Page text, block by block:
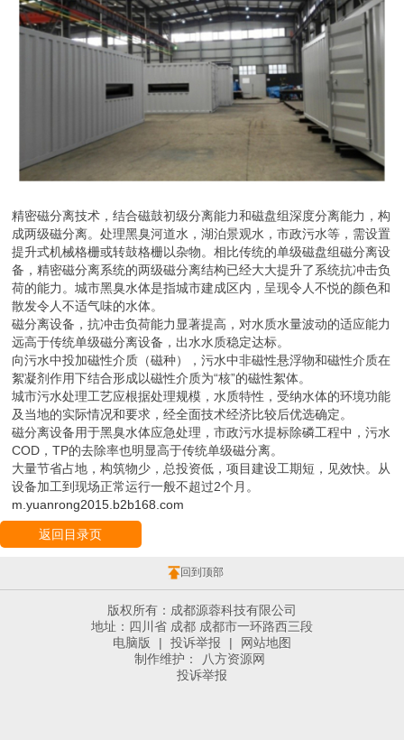
精密磁分离技术，结合磁鼓初级分离能力和磁盘组深度分离能力，构
成两级磁分离。处理黑臭河道水，湖泊景观水，市政污水等，需设置
提升式机械格栅或转鼓格栅以杂物。相比传统的单级磁盘组磁分离设
备，精密磁分离系统的两级磁分离结构已经大大提升了系统抗冲击负
荷的能力。城市黑臭水体是指城市建成区内，呈现令人不悦的颜色和
散发令人不适气味的水体。
磁分离设备，抗冲击负荷能力显著提高，对水质水量波动的适应能力
远高于传统单级磁分离设备，出水水质稳定达标。
向污水中投加磁性介质（磁种），污水中非磁性悬浮物和磁性介质在
絮凝剂作用下结合形成以磁性介质为“核”的磁性絮体。
城市污水处理工艺应根据处理规模，水质特性，受纳水体的环境功能
及当地的实际情况和要求，经全面技术经济比较后优选确定。
磁分离设备用于黑臭水体应急处理，市政污水提标除磷工程中，污水
COD，TP的去除率也明显高于传统单级磁分离。
大量节省占地，构筑物少，总投资低，项目建设工期短，见效快。从
设备加工到现场正常运行一般不超过2个月。
m.yuanrong2015.b2b168.com
返回目录页
回到顶部
版权所有：成都源蓉科技有限公司
地址：四川省 成都 成都市一环路西三段
电脑版
| 投诉举报 |
网站地图
制作维护：
八方资源网
投诉举报